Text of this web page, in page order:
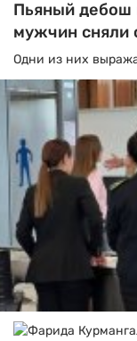
Пьяный дебош
мужчин сняли
Одни из них